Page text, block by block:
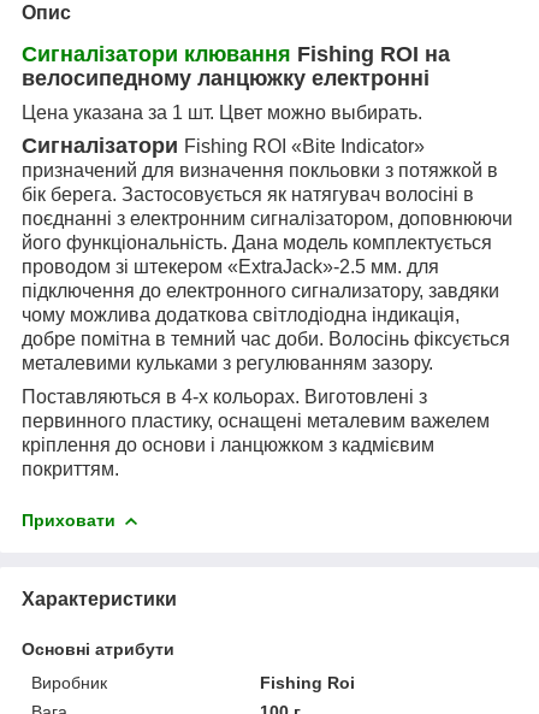
Опис
Сигналізатори клювання Fishing ROI на
велосипедному ланцюжку електронні
Цена указана за 1 шт. Цвет можно выбирать.
Сигналізатори Fishing ROI «Bite Indicator»
призначений для визначення покльовки з потяжкой в
бік берега. Застосовується як натягувач волосіні в
поєднанні з електронним сигналізатором, доповнюючи
його функціональність. Дана модель комплектується
проводом зі штекером «ExtraJack»-2.5 мм. для
підключення до електронного сигнализатору, завдяки
чому можлива додаткова світлодіодна індикація,
добре помітна в темний час доби. Волосінь фіксується
металевими кульками з регулюванням зазору.
Поставляються в 4-х кольорах. Виготовлені з
первинного пластику, оснащені металевим важелем
кріплення до основи і ланцюжком з кадмієвим
покриттям.
Приховати
Характеристики
Основні атрибути
Виробник
Fishing Roi